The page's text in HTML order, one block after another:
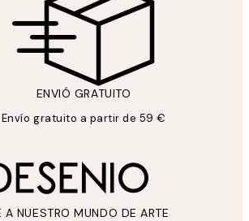
ENVIÓ GRATUITO
Envío gratuito a partir de 59 €
A NUESTRO MUNDO DE ARTE